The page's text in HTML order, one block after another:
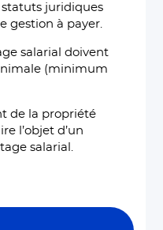
statuts juridiques
gestion à payer.
salarial doivent
(minimum
de la propriété
l’objet d’un
salarial.